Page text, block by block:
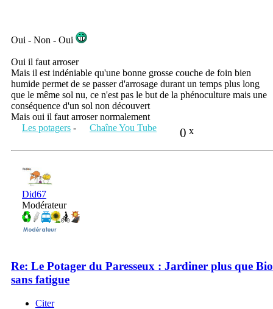
Oui - Non - Oui
Oui il faut arroser
Mais il est indéniable qu'une bonne grosse couche de foin bien
humide permet de se passer d'arrosage durant un temps plus long
que le même sol nu, ce n'est pas le but de la phénoculture mais une
conséquence d'un sol non découvert
Mais oui il faut arroser normalement
0 x
Les potagers - Chaîne You Tube
Did67
Modérateur
Re: Le Potager du Paresseux : Jardiner plus que Bio
sans fatigue
Citer